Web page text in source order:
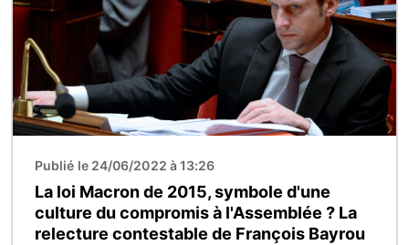
Publié le 24/06/2022 à 13:26
La loi Macron de 2015, symbole d'une
culture du compromis à l'Assemblée ? La
relecture contestable de François Bayrou